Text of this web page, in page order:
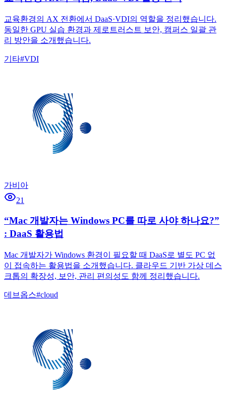
교육환경의 AX 전환에서 DaaS·VDI의 역할을 정리했습니다.
동일한 GPU 실습 환경과 제로트러스트 보안, 캠퍼스 일괄 관
리 방안을 소개했습니다.
기타#VDI
가비아
21
“Mac 개발자는 Windows PC를 따로 사야 하나요?”
: DaaS 활용법
Mac 개발자가 Windows 환경이 필요할 때 DaaS로 별도 PC 없
이 접속하는 활용법을 소개했습니다. 클라우드 기반 가상 데스
크톱의 확장성, 보안, 관리 편의성도 함께 정리했습니다.
데브옵스#cloud